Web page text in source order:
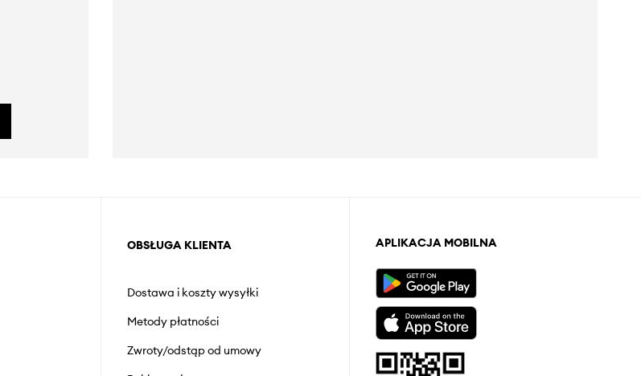
OBSŁUGA KLIENTA
Dostawa i koszty wysyłki
Metody płatności
Zwroty/odstąp od umowy
APLIKACJA MOBILNA